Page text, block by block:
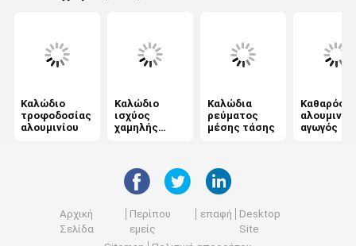
PVC μονωμένα καλώδια
Θωρακισμένο καλώδιο τροφοδοσίας
Κτίριο καλωδίων και καλωδίων
Twin And Earth Cable
Καλώδιο
τροφοδοσίας
αλουμινίου
Καλώδιο
ισχύος
χαμηλής
Καλώδια
ρεύματος
μέσης τάσης
Καθαρός
αγωγός
Αρχική
Σελίδα
Περίπου
εμείς
επαφή
Desktop
Site